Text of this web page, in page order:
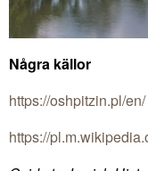
Några källor
https://oshpitzin.pl/en/
https://